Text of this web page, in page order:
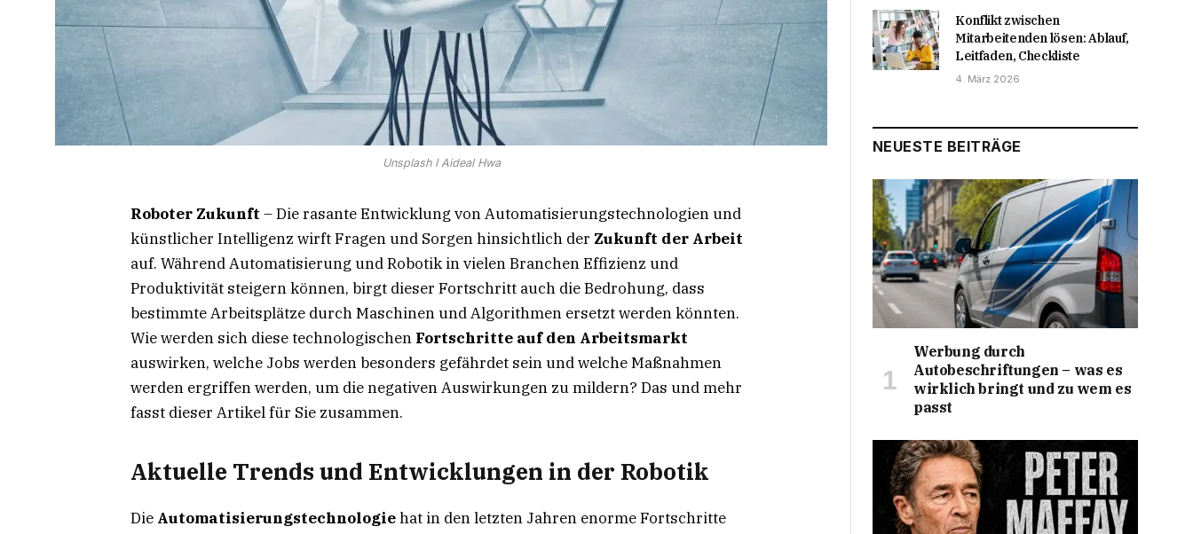
Unsplash I Aideal Hwa
Roboter Zukunft – Die rasante Entwicklung von Automatisierungstechnologien und
künstlicher Intelligenz wirft Fragen und Sorgen hinsichtlich der Zukunft der Arbeit
auf. Während Automatisierung und Robotik in vielen Branchen Effizienz und
Produktivität steigern können, birgt dieser Fortschritt auch die Bedrohung, dass
bestimmte Arbeitsplätze durch Maschinen und Algorithmen ersetzt werden könnten.
Wie werden sich diese technologischen Fortschritte auf den Arbeitsmarkt
auswirken, welche Jobs werden besonders gefährdet sein und welche Maßnahmen
werden ergriffen werden, um die negativen Auswirkungen zu mildern? Das und mehr
fasst dieser Artikel für Sie zusammen.
Aktuelle Trends und Entwicklungen in der Robotik
Die Automatisierungstechnologiehat in den letzten Jahren enorme Fortschritte
Konflikt zwischen
Mitarbeitenden lösen: Ablauf,
Leitfaden, Checkliste
4. März 2026
NEUESTE BEITRÄGE
Werbung durch
Autobeschriftungen – was es
wirklich bringt und zu wem es
passt